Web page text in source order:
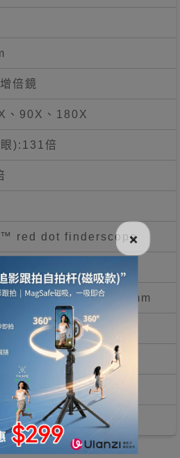
倍鏡
、90X、180X
):131倍
red dot finderscope
角秒
角秒鏡筒長度：965mm
×